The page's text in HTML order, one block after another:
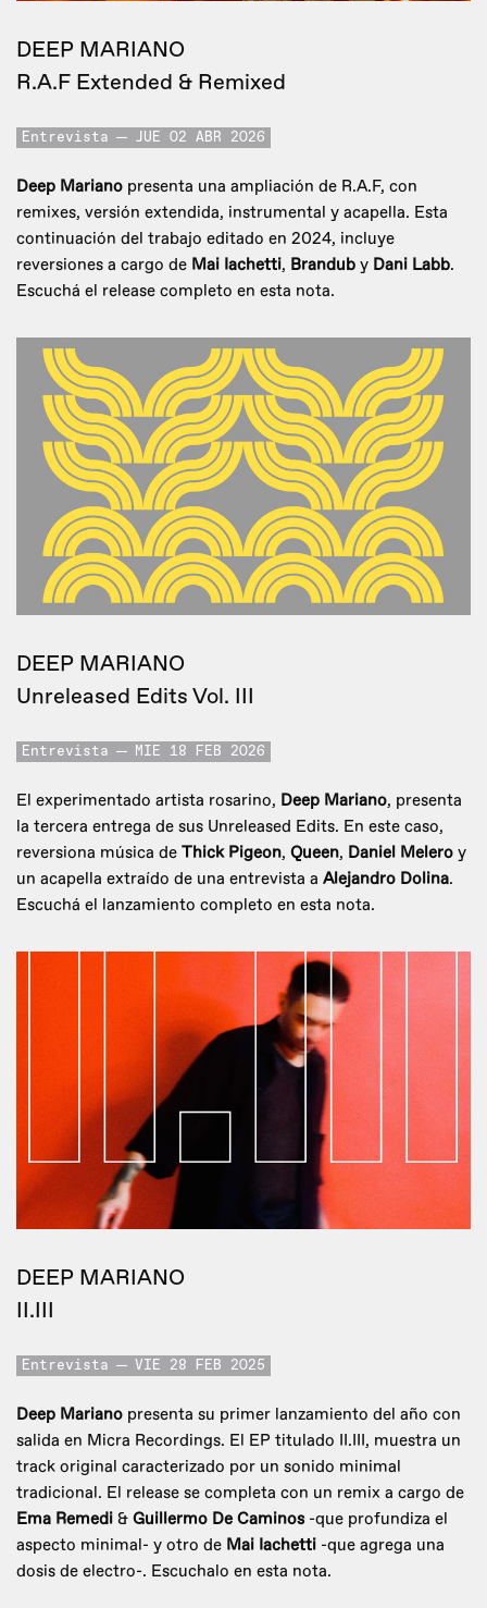
DEEP MARIANO
R.A.F Extended & Remixed
Entrevista JUE 02 ABR 2026
Deep Mariano presenta una ampliación de R.A.F, con
remixes, versión extendida, instrumental y acapella. Esta
continuación del trabajo editado en 2024, incluye
reversiones a cargo de Mai Iachetti, Brandub y Dani Labb.
Escuchá el release completo en esta nota.
DEEP MARIANO
Unreleased Edits Vol. III
Entrevista MIE 18 FEB 2026
El experimentado artista rosarino, Deep Mariano, presenta
la tercera entrega de sus Unreleased Edits. En este caso,
reversiona música de Thick Pigeon, Queen, Daniel Melero y
un acapella extraído de una entrevista a Alejandro Dolina.
Escuchá el lanzamiento completo en esta nota.
DEEP MARIANO
II.III
Entrevista VIE 28 FEB 2025
Deep Mariano presenta su primer lanzamiento del año con
salida en Micra Recordings. El EP titulado II.III, muestra un
track original caracterizado por un sonido minimal
tradicional. El release se completa con un remix a cargo de
Ema Remedi & Guillermo De Caminos-que profundiza el
aspecto minimal- y otro de Mai Iachetti -que agrega una
dosis de electro-. Escuchalo en esta nota.